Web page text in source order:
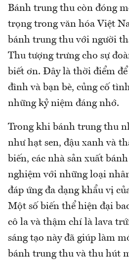
Bánh trung thu còn đóng
trọng trong văn hóa Việt
bánh trung thu với người
Thu tượng trưng cho sự
biết ơn. Đây là thời điểm
đình và bạn bè, củng cố
những kỷ niệm đáng nhớ.
Trong khi bánh trung thu
như hạt sen, đậu xanh và
biến, các nhà sản xuất
nghiệm với những loại
đáp ứng đa dạng khẩu vị
Một số biến thể hiện đại
cô la và thậm chí là lava
sáng tạo này đã giúp làm
bánh trung thu và thu hút